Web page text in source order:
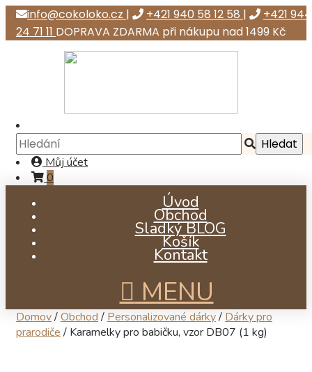
info@cokoloko.cz | +421 940 58 12 58 |
+421 944
24 71 11 DOPRAVA ZDARMA při nákupu nad 1499 Kč
Můj účet
0
Úvod
Obchod
Sladký BLOG
Košík
Kontakt
MENU
Domov/Obchod / Personalizované dárky/ Dárky pro
prarodiče / Karamelky pro babičku, vzor DB07 (1 kg)
již od Kč 432,07